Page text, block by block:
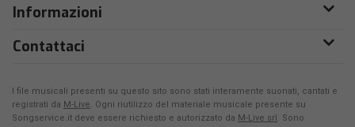
Informazioni
Contattaci
I file musicali presenti su questo sito sono stati interamente suonati, cantati e
registrati da M-Live. Ogni riutilizzo del materiale musicale presente su
Songservice.it deve essere richiesto e autorizzato da M-Live srl. Sono